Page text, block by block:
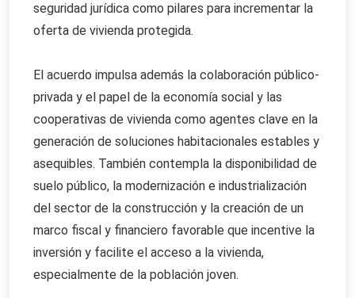
seguridad jurídica como pilares para incrementar la
oferta de vivienda protegida.
El acuerdo impulsa además la colaboración público-
privada y el papel de la economía social y las
cooperativas de vivienda como agentes clave en la
generación de soluciones habitacionales estables y
asequibles. También contempla la disponibilidad de
suelo público, la modernización e industrialización
del sector de la construcción y la creación de un
marco fiscal y financiero favorable que incentive la
inversión y facilite el acceso a la vivienda,
especialmente de la población joven.